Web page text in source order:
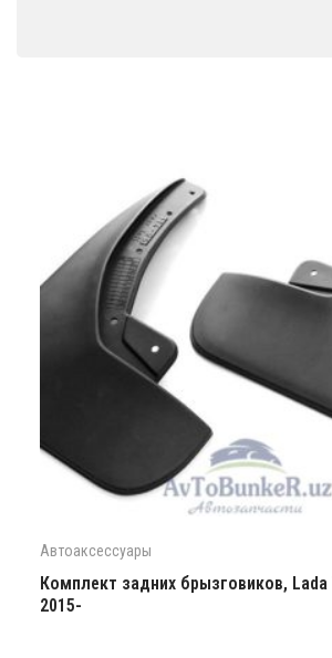
Автоаксессуары
Комплект задних брызговиков, Lada
2015-